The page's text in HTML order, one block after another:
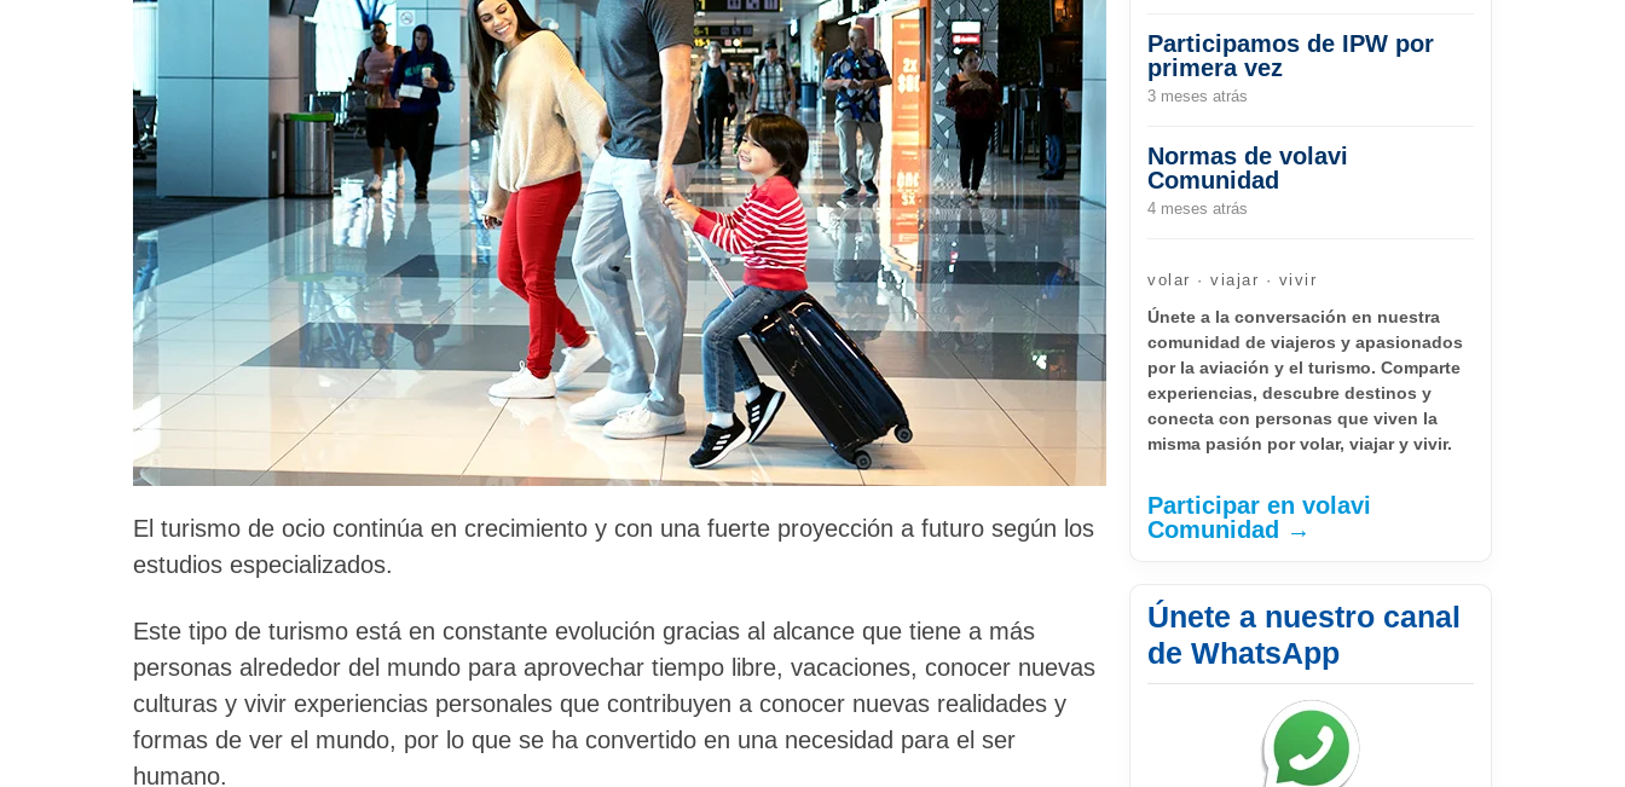
El turismo de ocio continúa en crecimiento y con una fuerte proyección a futuro según los
estudios especializados.
Este tipo de turismo está en constante evolución gracias al alcance que tiene a más
personas alrededor del mundo para aprovechar tiempo libre, vacaciones, conocer nuevas
culturas y vivir experiencias personales que contribuyen a conocer nuevas realidades y
formas de ver el mundo, por lo que se ha convertido en una necesidad para el ser
humano.
Participamos de IPW por
primera vez
3 meses atrás
Normas de volavi
Comunidad
4 meses atrás
volar · viajar · vivir
Únete a la conversación en nuestra
comunidad de viajeros y apasionados
por la aviación y el turismo. Comparte
experiencias, descubre destinos y
conecta con personas que viven la
misma pasión por volar, viajar y vivir.
Participar en volavi
Comunidad →
Únete a nuestro canal
de WhatsApp